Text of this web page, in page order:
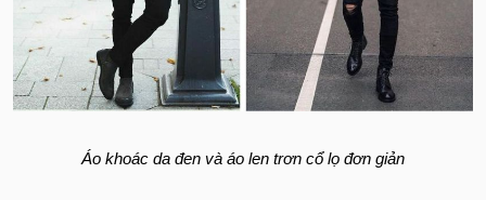
Áo khoác da đen và áo len trơn cổ lọ đơn giản